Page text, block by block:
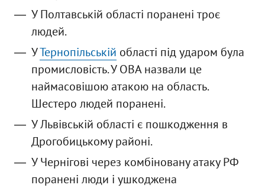
У Полтавській області поранені троє
людей.
УТернопільській області під ударом була
промисловість. У ОВА назвали це
наймасовішою атакою на область.
Шестеро людей поранені.
У Львівській області є пошкодження в
Дрогобицькому районі.
У Чернігові через комбіновану атаку РФ
поранені люди і ушкоджена